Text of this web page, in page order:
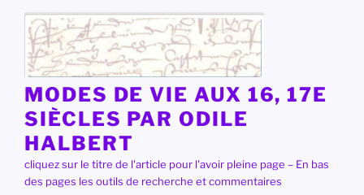
contenu
principal
MODES DE VIE AUX 16, 17E
SIÈCLES PAR ODILE
HALBERT
cliquez sur le titre de l'article pour l'avoir pleine page – En bas
des pages les outils de recherche et commentaires